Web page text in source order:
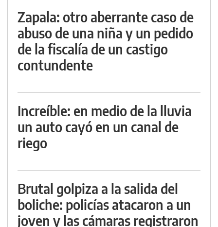
Zapala: otro aberrante caso de
abuso de una niña y un pedido
de la fiscalía de un castigo
contundente
Increíble: en medio de la lluvia
un auto cayó en un canal de
riego
Brutal golpiza a la salida del
boliche: policías atacaron a un
joven y las cámaras registraron